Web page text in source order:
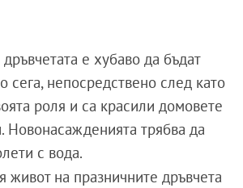
е хубаво да бъдат
сега, непосредствено след като
роля и са красили домовете
Новонасажденията трябва да
с вода.
живот на празничните дръвчета